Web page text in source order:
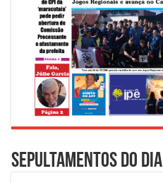
Sepultamentos do dia